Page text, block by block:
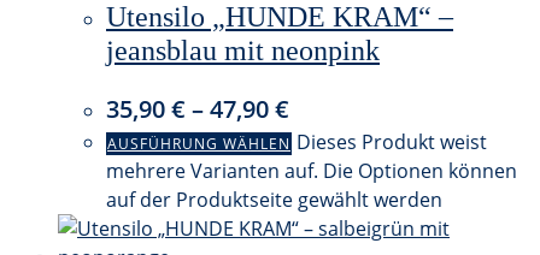
Utensilo „HUNDE KRAM“ –
jeansblau mit neonpink
35,90€ –47,90€
AUSFÜHRUNG WÄHLEN Dieses Produkt weist
mehrere Varianten auf. Die Optionen können
auf der Produktseite gewählt werden